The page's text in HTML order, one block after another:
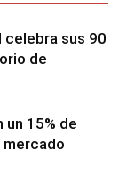
celebra sus 90
de
15% de
mercado